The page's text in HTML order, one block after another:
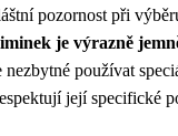
pozornost při
je výrazně
nezbytné používat
její specifické